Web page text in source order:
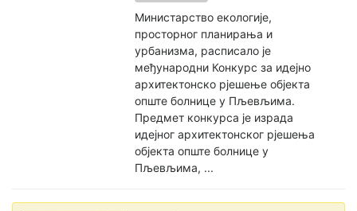
Министарство екологије,
просторног планирања и
урбанизма, расписало је
међународни Конкурс за идејно
архитектонско рјешење објекта
опште болнице у Пљевљима.
Предмет конкурса је израда
идејног архитектонског рјешења
објекта опште болнице у
Пљевљима, ...